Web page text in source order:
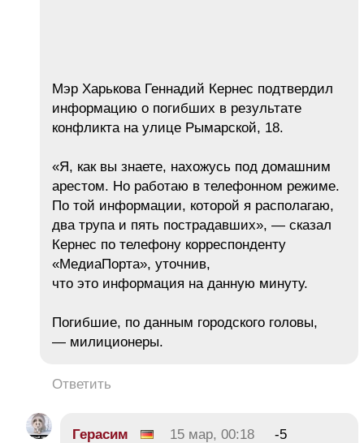
Мэр Харькова Геннадий Кернес подтвердил
информацию о погибших в результате
конфликта на улице Рымарской, 18.
«Я, как вы знаете, нахожусь под домашним
арестом. Но работаю в телефонном режиме.
По той информации, которой я располагаю,
два трупа и пять пострадавших», — сказал
Кернес по телефону корреспонденту
«МедиаПорта», уточнив,
что это информация на данную минуту.
Погибшие, по данным городского головы,
— милиционеры.
Ответить
Герасим 15 мар, 00:18
-5